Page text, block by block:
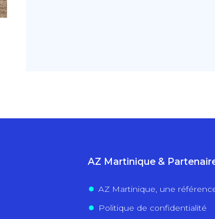
AZ Martinique &
AZ Martinique, une
Politique de confidentialité